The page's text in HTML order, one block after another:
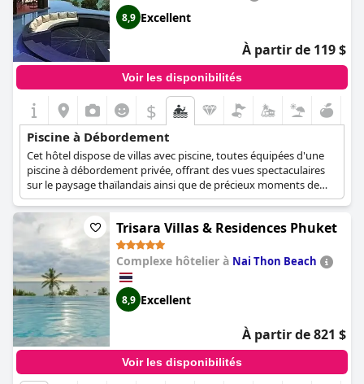
conçue dans un esprit romantique. Dans l'ensemble, le
Sienna Phuket Gourmet Hotel & Villas - SHA Extra Plus
établissement incontournable pour ceux qui recherchent un
séjour luxueux à Phuket.
8,9 Excellent
À partir de 119 $
Voir les disponibilités
$
Piscine à Débordement
Cet hôtel dispose de villas avec piscine, toutes équipées d'une
piscine à débordement privée, offrant des vues spectaculaires
sur le paysage thaïlandais ainsi que de précieux moments de
détente et de luxe à tous ses clients.
Trisara Villas & Residences Phuket
Complexe hôtelier à Nai Thon Beach
8,9 Excellent
À partir de 821 $
Voir les disponibilités